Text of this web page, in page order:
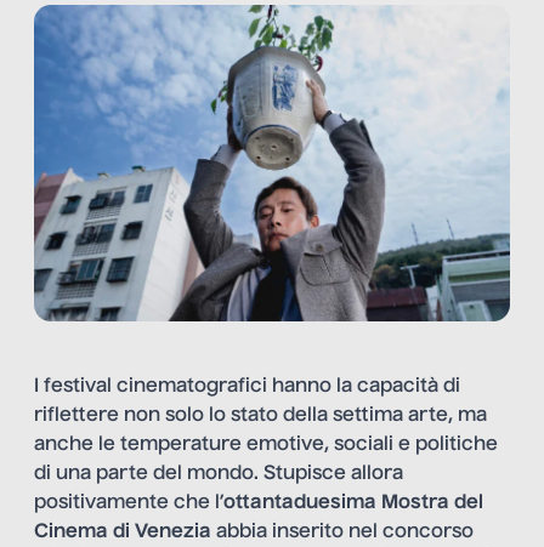
I festival cinematografici hanno la capacità di
riflettere non solo lo stato della settima arte, ma
anche le temperature emotive, sociali e politiche
di una parte del mondo. Stupisce allora
positivamente che l’ottantaduesima Mostra del
Cinema di Venezia abbia inserito nel concorso